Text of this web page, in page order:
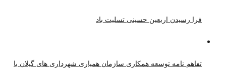
فرا رسیدن اربعین حسینی تسلیت باد
تفاهم نامه توسعه همکاری سازمان همیاری شهرداری های گیلان با